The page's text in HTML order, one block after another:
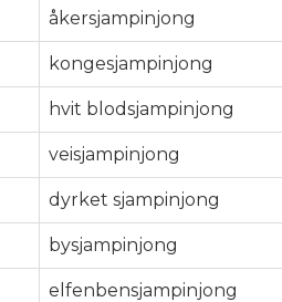
åkersjampinjong
kongesjampinjong
hvit blodsjampinjong
veisjampinjong
dyrket sjampinjong
bysjampinjong
elfenbensjampinjong